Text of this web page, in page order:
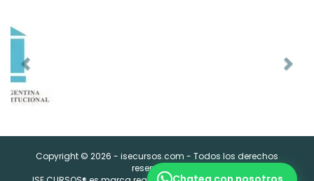
Copyright © 2026 - isecursos.com - Todos los derechos
reservados.